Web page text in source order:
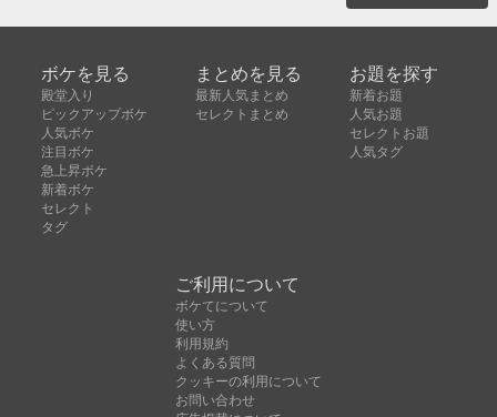
ボケを見る
殿堂入り
ピックアップボケ
人気ボケ
注目ボケ
急上昇ボケ
新着ボケ
セレクト
タグ
まとめを見る
最新人気まとめ
セレクトまとめ
お題を探す
新着お題
人気お題
セレクトお題
人気タグ
ご利用について
ボケてについて
使い方
利用規約
よくある質問
クッキーの利用について
お問い合わせ